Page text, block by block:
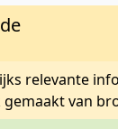
relevante
gemaakt van